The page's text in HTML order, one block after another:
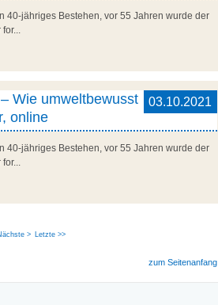
40-jähriges Bestehen, vor 55 Jahren wurde der
03.10.2021
Wie umweltbewusst
online
40-jähriges Bestehen, vor 55 Jahren wurde der
> Letzte >>
zum Seitenanfang